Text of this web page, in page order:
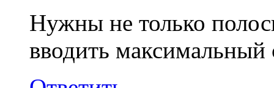
Нужны не только
вводить